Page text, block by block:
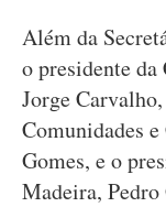
Além da
o presidente
Jorge
Comunidades
Gomes, e o
Madeira, Pedro